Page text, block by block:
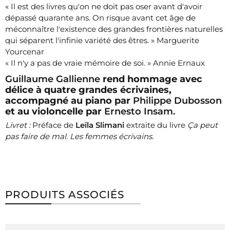
« Il est des livres qu'on ne doit pas oser avant d'avoir
dépassé quarante ans. On risque avant cet âge de
méconnaître l'existence des grandes frontières naturelles
qui séparent l'infinie variété des êtres. » Marguerite
Yourcenar
« Il n'y a pas de vraie mémoire de soi. » Annie Ernaux
Guillaume Gallienne rend hommage avec
délice à quatre grandes écrivaines,
accompagné au piano par Philippe Dubosson
et au violoncelle par Ernesto Insam.
Livret : Préface de Leïla Slimani extraite du livre Ça peut
pas faire de mal. Les femmes écrivains.
PRODUITS ASSOCIÉS